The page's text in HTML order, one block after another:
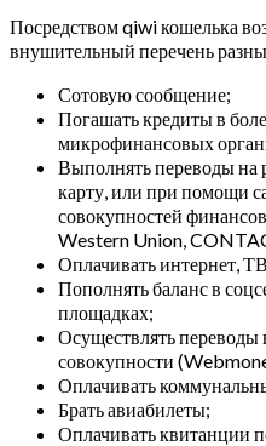
Посредством qiwi кошелька
внушительный перечень
Сотовую сообщение;
Погашать кредиты в
микрофинансовых
Выполнять переводы на
карту, или при помощи
совокупностей
Western Union,
Оплачивать интернет,
Пополнять баланс в
площадках;
Осуществлять переводы
совокупности
Оплачивать
Брать авиабилеты;
Оплачивать квитанции